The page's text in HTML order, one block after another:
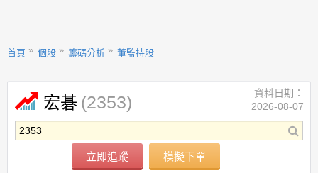
首頁 個股 籌碼分析 董監持股
宏碁 (2353)
立即追蹤 模擬下單
資料日期：
2026-08-07